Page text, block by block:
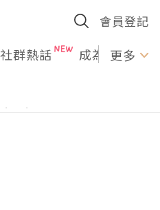
會員登記
社群熱話 成為U更多